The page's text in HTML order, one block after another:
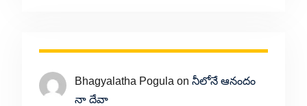
Bhagyalatha Pogula on నీలోనే ఆనందం
నా దేవా